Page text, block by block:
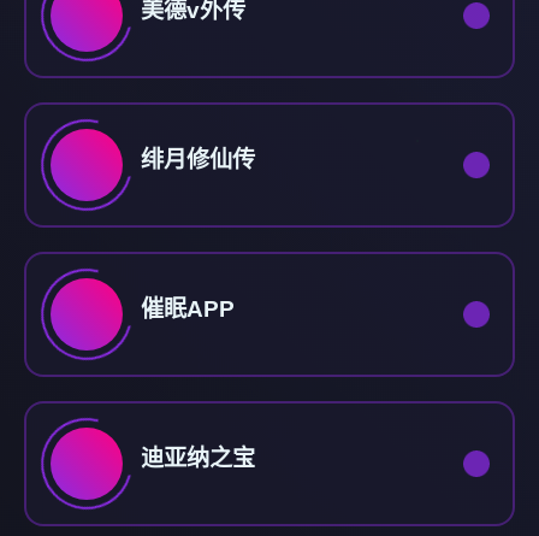
美德v外传
绯月修仙传
催眠APP
迪亚纳之宝